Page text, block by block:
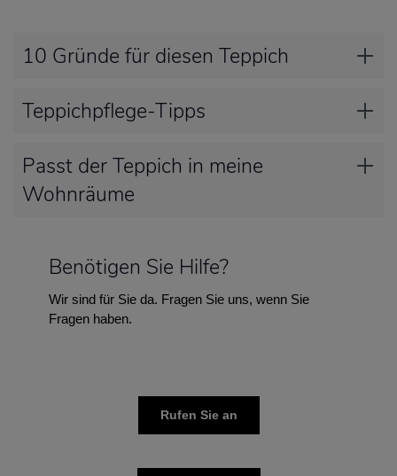
10 Gründe für diesen Teppich
Teppichpflege-Tipps
Passt der Teppich in meine
Wohnräume
Benötigen Sie Hilfe?
Wir sind für Sie da. Fragen Sie uns, wenn Sie
Fragen haben.
Rufen Sie an